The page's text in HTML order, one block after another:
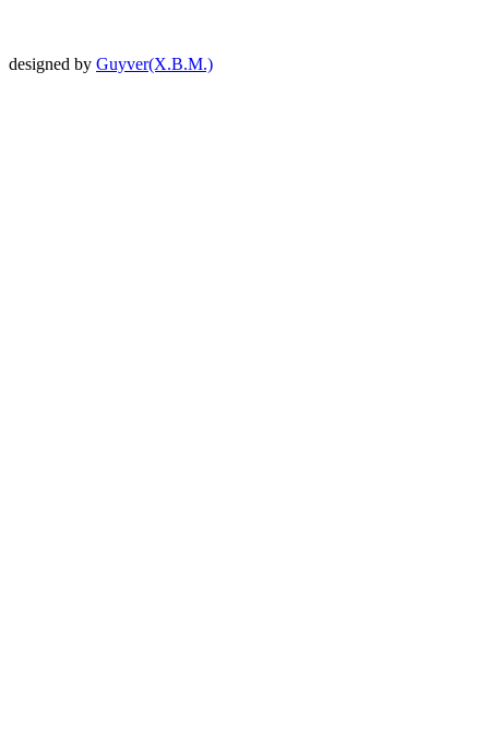
designed by Guyver(X.B.M.)